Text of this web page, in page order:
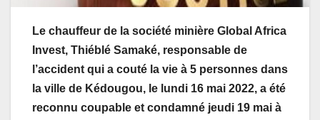
Le chauffeur de la société minière Global Africa
Invest, Thiéblé Samaké, responsable de
l’accident qui a couté la vie à 5 personnes dans
la ville de Kédougou, le lundi 16 mai 2022, a été
reconnu coupable et condamné jeudi 19 mai à